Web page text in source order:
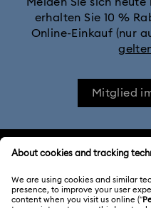
erhalten Sie 10 %
Online-Einkauf (nur
Mitglied
KUNDENSERVICE
Übersicht zum